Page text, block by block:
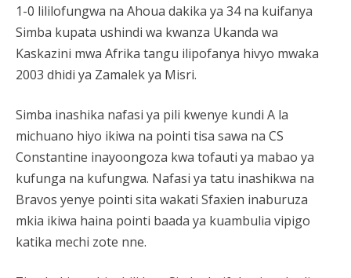
1-0 lililofungwa na Ahoua dakika ya 34 na kuifanya
Simba kupata ushindi wa kwanza Ukanda wa
Kaskazini mwa Afrika tangu ilipofanya hivyo mwaka
2003 dhidi ya Zamalek ya Misri.
Simba inashika nafasi ya pili kwenye kundi A la
michuano hiyo ikiwa na pointi tisa sawa na CS
Constantine inayoongoza kwa tofauti ya mabao ya
kufunga na kufungwa. Nafasi ya tatu inashikwa na
Bravos yenye pointi sita wakati Sfaxien inaburuza
mkia ikiwa haina pointi baada ya kuambulia vipigo
katika mechi zote nne.